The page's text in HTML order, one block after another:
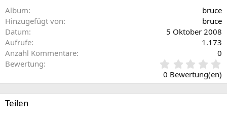
Album
bruce
Hinzugefügt von
bruce
Datum
5 Oktober 2008
Aufrufe
1.173
Anzahl Kommentare
0
Bewertung
0
0
0 Bewertung(en)
Teilen